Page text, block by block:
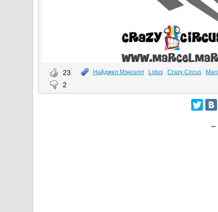
23
2
Найджел Мэнселл Lotus Crazy Circus